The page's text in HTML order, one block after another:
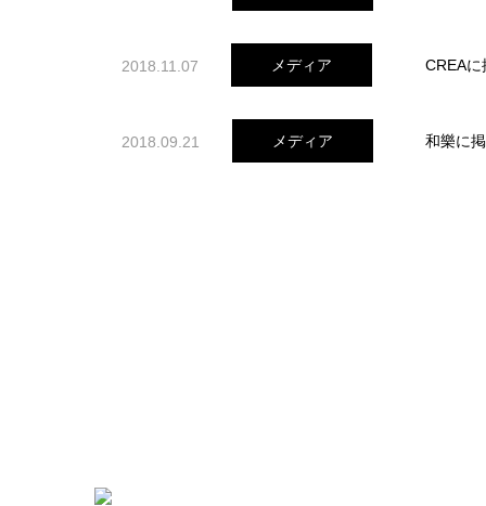
2018.11.07 メディア CREA
2018.09.21 メディア 和樂に